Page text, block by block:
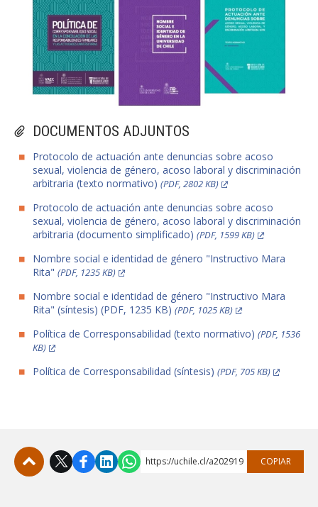
DOCUMENTOS ADJUNTOS
Protocolo de actuación ante denuncias sobre acoso
sexual, violencia de género, acoso laboral y discriminación
arbitraria (texto normativo) (PDF, 2802 KB)
Protocolo de actuación ante denuncias sobre acoso
sexual, violencia de género, acoso laboral y discriminación
arbitraria (documento simplificado) (PDF, 1599 KB)
Nombre social e identidad de género "Instructivo Mara
Rita" (PDF, 1235 KB)
Nombre social e identidad de género "Instructivo Mara
Rita" (síntesis) (PDF, 1235 KB) (PDF, 1025 KB)
Política de Corresponsabilidad (texto normativo) (PDF, 1536
KB)
Política de Corresponsabilidad (síntesis) (PDF, 705 KB)
https://uchile.cl/a202919 COPIAR